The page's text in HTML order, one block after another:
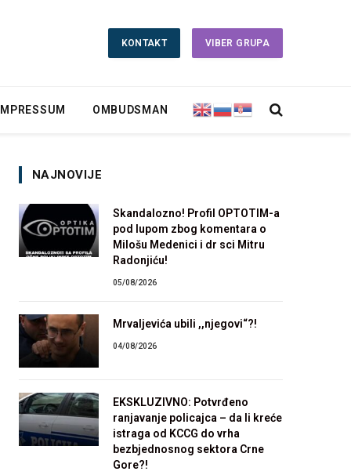
KONTAKT VIBER GRUPA
IMPRESSUM OMBUDSMAN
NAJNOVIJE
Skandalozno! Profil OPTOTIM-a
pod lupom zbog komentara o
Milošu Medenici i dr sci Mitru
Radonjiću!
05/08/2026
Mrvaljevića ubili ,,njegovi“?!
04/08/2026
EKSKLUZIVNO: Potvrđeno
ranjavanje policajca – da li kreće
istraga od KCCG do vrha
bezbjednosnog sektora Crne
Gore?!